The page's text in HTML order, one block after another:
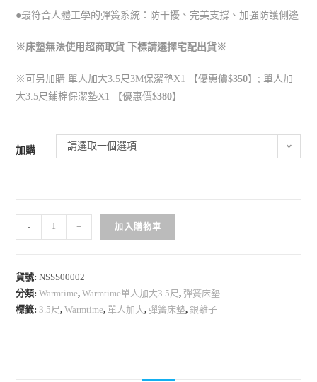
●最符合人體工學的彈簧系統：防干擾、完美支撐 、加強防護側邊
※床墊無法使用超商取貨 下標請選擇宅配出貨※
※可另加購 單人加大3.5尺3M保潔墊X1 【優惠價$350】; 單人加
大3.5尺鋪棉保潔墊X1 【優惠價$380】
加購 請選取一個選項
- + 加入購物車
貨號:NSSS00002
分類:Warmtime,Warmtime單人加大3.5尺, 彈簧床墊
標籤:3.5尺,Warmtime, 單人加大, 彈簧床墊,銀離子